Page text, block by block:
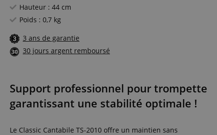
Hauteur : 44 cm
Poids : 0,7 kg
3 ans de garantie
30 jours argent remboursé
Support professionnel pour trompette
garantissant une stabilité optimale !
Le Classic Cantabile TS-2010 offre un maintien sans